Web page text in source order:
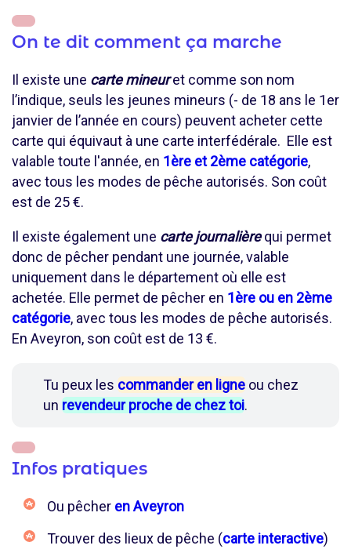
On te dit comment ça marche
Il existe une carte mineuret comme son nom
l’indique, seuls les jeunes mineurs (- de 18 ans le 1er
janvier de l’année en cours) peuvent acheter cette
carte qui équivaut à une carte interfédérale. Elle est
valable toute l'année, en 1ère et 2ème catégorie,
avec tous les modes de pêche autorisés. Son coût
est de 25 €.
Il existe également une carte journalièrequi permet
donc de pêcher pendant une journée, valable
uniquement dans le département où elle est
achetée. Elle permet de pêcher en 1ère ou en 2ème
catégorie, avec tous les modes de pêche autorisés.
En Aveyron, son coût est de 13 €.
Tu peux les commander en ligne ou chez
un revendeur proche de chez toi.
Infos pratiques
Ou pêcher en Aveyron
Trouver des lieux de pêche (carte interactive)